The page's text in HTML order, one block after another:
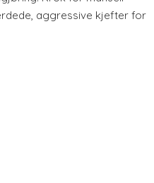
aggressive kjefter for